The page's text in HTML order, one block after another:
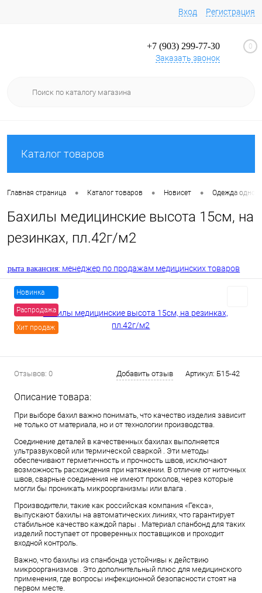
Вход Регистрация
+7 (903) 299-77-30
Заказать звонок
0
Каталог товаров
Главная страница • Каталог товаров • Новисет • Одежда
Бахилы медицинские высота 15см, на
резинках, пл.42г/м2
вакансия:менеджер по продажам медицинских товаров
Новинка
Распродажа
Хит продаж
Отзывов: 0 Добавить отзыв Артикул: Б15-42
Описание товара:
При выборе бахил важно понимать, что качество изделия зависит
не только от материала, но и от технологии производства.
Соединение деталей в качественных бахилах выполняется
ультразвуковой или термической сваркой . Эти методы
обеспечивают герметичность и прочность швов, исключают
возможность расхождения при натяжении. В отличие от ниточных
швов, сварные соединения не имеют проколов, через которые
могли бы проникать микроорганизмы или влага .
Производители, такие как российская компания «Гекса»,
выпускают бахилы на автоматических линиях, что гарантирует
стабильное качество каждой пары . Материал спанбонд для таких
изделий поступает от проверенных поставщиков и проходит
входной контроль.
Важно, что бахилы из спанбонда устойчивы к действию
микроорганизмов . Это дополнительный плюс для медицинского
применения, где вопросы инфекционной безопасности стоят на
первом месте.